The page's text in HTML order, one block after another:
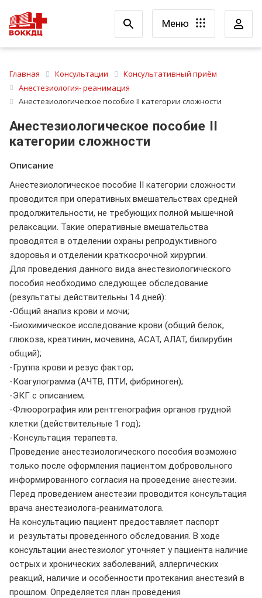
Меню
Главная Консультации
Консультативный приём
Анестезиология- реанимация
Анестезиологическое пособие II категории сложности
Анестезиологическое пособие II
категории сложности
Описание
Анестезиологическое пособие II категории сложности
проводится при оперативных вмешательствах средней
продолжительности, не требующих полной мышечной
релаксации. Такие оперативные вмешательства
проводятся в отделении охраны репродуктивного
здоровья и отделении краткосрочной хирургии.
Для проведения данного вида анестезиологического
пособия необходимо следующее обследование
(результаты действительны 14 дней):
-Общий анализ крови и мочи;
-Биохимическое исследование крови (общий белок,
глюкоза, креатинин, мочевина, АСАТ, АЛАТ, билирубин
общий);
-Группа крови и резус фактор;
-Коагулограмма (АЧТВ, ПТИ, фибриноген);
-ЭКГ с описанием;
-Флюорография или рентгенография органов грудной
клетки (действительные 1 год);
-Консультация терапевта.
Проведение анестезиологического пособия возможно
только после оформления пациентом добровольного
информированного согласия на проведение анестезии.
Перед проведением анестезии проводится консультация
врача анестезиолога-реаниматолога.
На консультацию пациент предоставляет паспорт
и результаты проведенного обследования. В ходе
консультации анестезиолог уточняет у пациента наличие
острых и хронических заболеваний, аллергических
реакций, наличие и особенности протекания анестезий в
прошлом. Определяется план проведения